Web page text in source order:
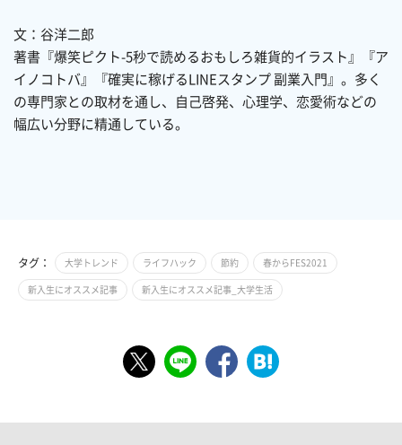
文：谷洋二郎
著書『爆笑ピクト-5秒で読めるおもしろ雑貨的イラスト』『ア
イノコトバ』『確実に稼げるLINEスタンプ 副業入門』。多く
の専門家との取材を通し、自己啓発、心理学、恋愛術などの
幅広い分野に精通している。
タグ： 大学トレンド ライフハック 節約 春からFES2021
新入生にオススメ記事 新入生にオススメ記事_大学生活